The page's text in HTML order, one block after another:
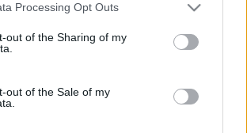
Processing Opt Outs
out of the Sharing of my
out of the Sale of my
diffusions de combats de
mettrons cette page à jour dès